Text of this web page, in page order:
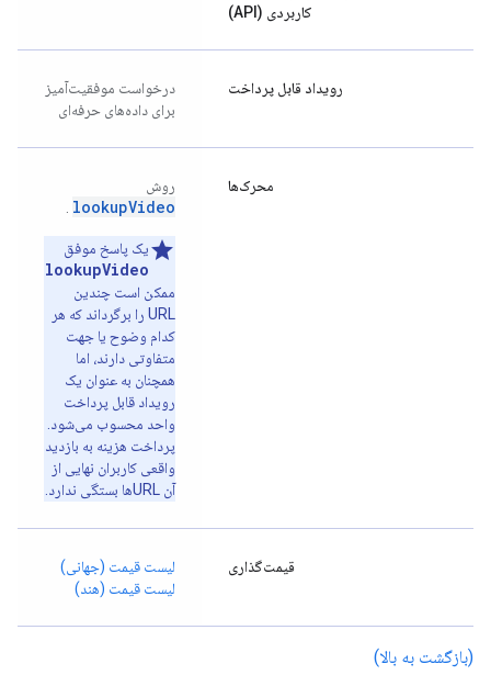
کاربردی (API)
رویداد قابل پرداخت
درخواست موفقیت‌آمیز
برای داده‌های حرفه‌ای
محرک‌ها روش
lookupVideo
یک پاسخ موفق
lookupVideo
ممکن است چندین
URL را برگرداند که هر
کدام وضوح یا جهت
متفاوتی دارند، اما
همچنان به عنوان یک
رویداد قابل پرداخت
واحد محسوب می‌شود.
پرداخت هزینه به بازدید
واقعی کاربران نهایی از
آن URLها بستگی ندارد.
قیمت‌گذاری
لیست قیمت (جهانی)
لیست قیمت (هند)
(بازگشت به بالا)